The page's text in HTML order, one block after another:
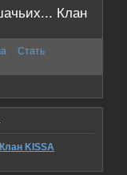
Клан
Стать
KISSA